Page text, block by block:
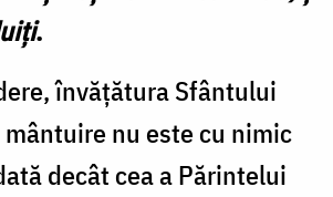
.
învățătura Sfântului
nu este cu nimic
decât cea a Părintelui